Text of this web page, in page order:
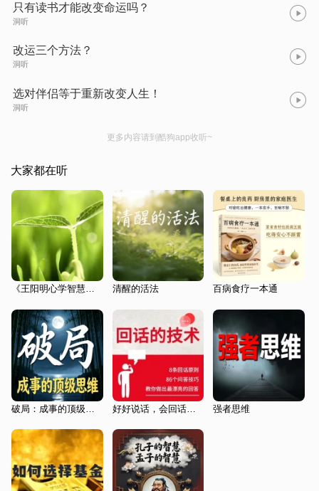
只有读书才能改变命运吗？
洞听
改运三个方法？
洞听
选对伴侣等于重新改变人生！
洞听
更多内容请到酷狗app收听~
大家都在听
《王阳明心学智慧》|王阳明 清醒的活法 百病食疗一本通
好好说话，会回话：会回话的人，一开口就赢了|高情商沟通，口才绝学：会说话比会做事更重要 强者思维